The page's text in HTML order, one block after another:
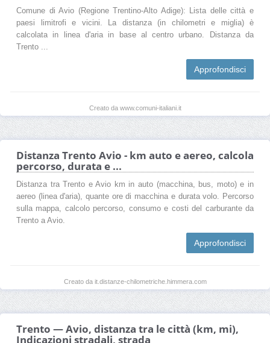
Comune di Avio (Regione Trentino-Alto Adige): Lista delle città e
paesi limitrofi e vicini. La distanza (in chilometri e miglia) è
calcolata in linea d'aria in base al centro urbano. Distanza da
Trento ...
Approfondisci
Creato da www.comuni-italiani.it
Distanza Trento Avio - km auto e aereo, calcola
percorso, durata e ...
Distanza tra Trento e Avio km in auto (macchina, bus, moto) e in
aereo (linea d'aria), quante ore di macchina e durata volo. Percorso
sulla mappa, calcolo percorso, consumo e costi del carburante da
Trento a Avio.
Approfondisci
Creato da it.distanze-chilometriche.himmera.com
Trento — Avio, distanza tra le città (km, mi),
Indicazioni stradali, strada